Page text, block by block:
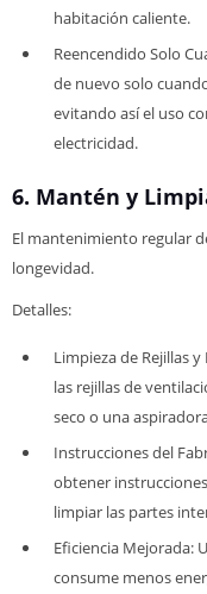
habitación caliente.
Reencendido Solo
de nuevo solo
evitando así el uso
electricidad.
6. Mantén y
El mantenimiento regular
longevidad.
Detalles:
Limpieza de Rejillas
las rejillas de
seco o una
Instrucciones del
obtener
limpiar las partes
Eficiencia Mejorada:
consume menos